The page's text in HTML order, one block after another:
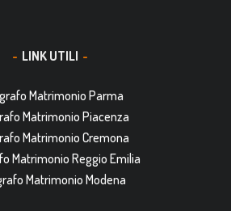
LINK UTILI
Matrimonio Parma
Matrimonio Piacenza
Matrimonio Cremona
Matrimonio Reggio Emilia
Matrimonio Modena